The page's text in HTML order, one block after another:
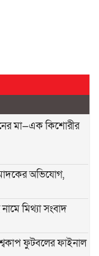
মা—এক কিশোরীর
অভিযোগ,
মিথ্যা সংবাদ
ফুটবলের ফাইনাল